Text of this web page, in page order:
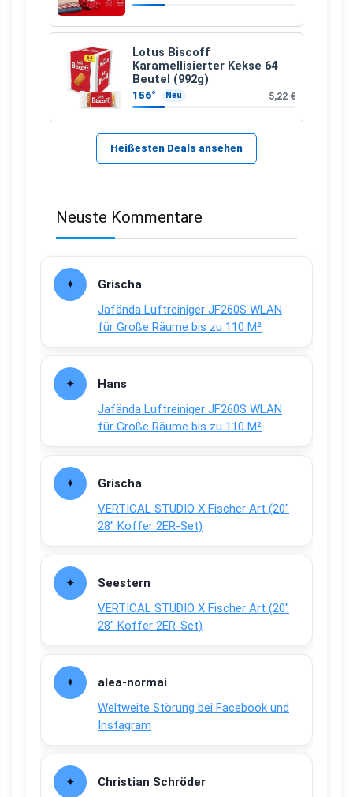
Lotus Biscoff
Karamellisierter Kekse 64
Beutel (992g)
156° Neu 5,22 €
Heißesten Deals ansehen
Neuste Kommentare
Grischa
Jafända Luftreiniger JF260S WLAN
für Große Räume bis zu 110 M²
Hans
Jafända Luftreiniger JF260S WLAN
für Große Räume bis zu 110 M²
Grischa
VERTICAL STUDIO X Fischer Art (20″
28″ Koffer 2ER-Set)
Seestern
VERTICAL STUDIO X Fischer Art (20″
28″ Koffer 2ER-Set)
alea-normai
Weltweite Störung bei Facebook und
Instagram
Christian Schröder